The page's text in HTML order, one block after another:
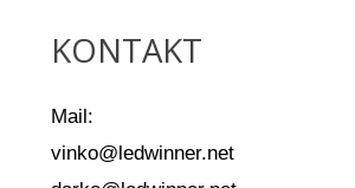
KONTAKT
Mail:
vinko@ledwinner.net